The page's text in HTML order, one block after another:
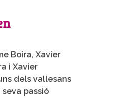
Boira, Xavier
i Xavier
dels vallesans
passió